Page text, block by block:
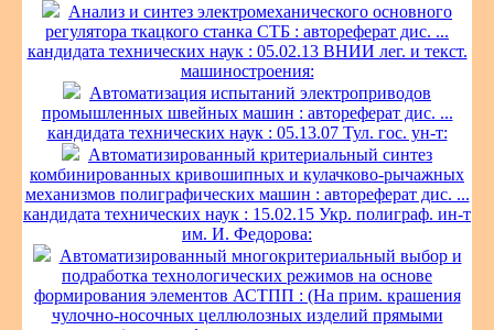
Анализ и синтез электромеханического основного
регулятора ткацкого станка СТБ : автореферат дис. ...
кандидата технических наук : 05.02.13 ВНИИ лег. и текст.
машиностроения:
Автоматизация испытаний электроприводов
промышленных швейных машин : автореферат дис. ...
кандидата технических наук : 05.13.07 Тул. гос. ун-т:
Автоматизированный критериальный синтез
комбинированных кривошипных и кулачково-рычажных
механизмов полиграфических машин : автореферат дис. ...
кандидата технических наук : 15.02.15 Укр. полиграф. ин-т
им. И. Федорова:
Автоматизированный многокритериальный выбор и
подработка технологических режимов на основе
формирования элементов АСТПП : (На прим. крашения
чулочно-носочных целлюлозных изделий прямыми